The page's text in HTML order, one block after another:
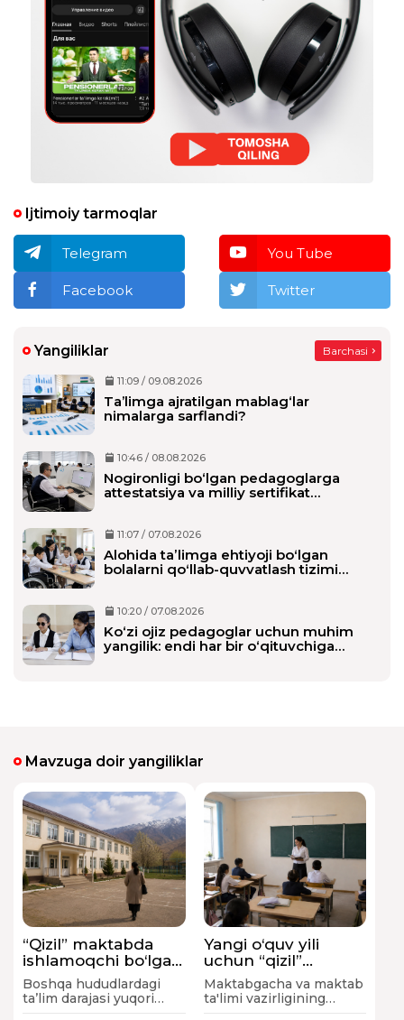
Ijtimoiy tarmoqlar
Telegram You Tube
Facebook Twitter
Yangiliklar Barchasi
11:09 / 09.08.2026
Ta’limga ajratilgan mablag‘lar
nimalarga sarflandi?
10:46 / 08.08.2026
Nogironligi bo‘lgan pedagoglarga
attestatsiya va milliy sertifikat
11:07 / 07.08.2026
Alohida taʼlimga ehtiyoji boʻlgan
bolalarni qoʻllab-quvvatlash tizimi
10:20 / 07.08.2026
Ko‘zi ojiz pedagoglar uchun muhim
yangilik: endi har bir o‘qituvchiga
Mavzuga doir yangiliklar
“Qizil” maktabda
ishlamoqchi bo‘lgan
pedagoglar 25-
iyulga qadar tegishli
maktab direktoriga
Boshqa hududlardagi
ta’lim darajasi yuqori
Yangi o‘quv yili
uchun “qizil”
toifadagi maktablar
ro‘yxati e’lon qilindi
Maktabgacha va maktab
ta'limi vazirligining